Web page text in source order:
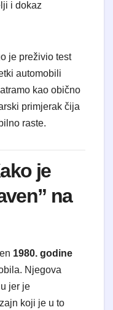
i dokaz
je preživio test
automobili
kao obično
primjerak čija
raste.
je
na
1980. godine
Njegova
jer je
koji je u to